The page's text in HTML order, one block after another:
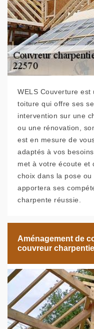
WELS Couverture
toiture qui offre ses
intervention sur une
ou une rénovation,
est en mesure de
adaptés à vos
met à votre écoute et
choix dans la pose
apportera ses
charpente réussie.
Aménagement de
couvreur